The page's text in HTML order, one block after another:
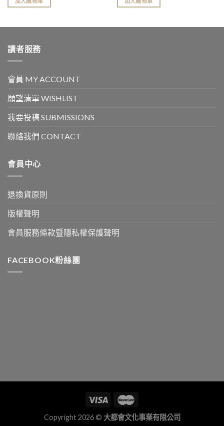
讀者服務
會員 MY ACCOUNT
願望清單 WISHLIST
我要投稿 SUBMISSIONS
聯絡我們 CONTACT
會員中心
退換貨原則
版權聲明
會員服務條款暨隱私權保護聲明
FACEBOOK粉絲團
Copyright 2026 © 大都會文化事業有限公司